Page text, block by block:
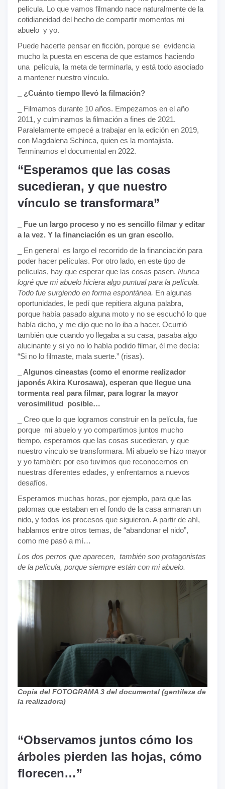
película. Lo que vamos filmando nace naturalmente de la
cotidianeidad del hecho de compartir momentos mi
abuelo y yo.
Puede hacerte pensar en ficción, porque se evidencia
mucho la puesta en escena de que estamos haciendo
una película, la meta de terminarla, y está todo asociado
a mantener nuestro vínculo.
_ ¿Cuánto tiempo llevó la filmación?
_ Filmamos durante 10 años. Empezamos en el año
2011, y culminamos la filmación a fines de 2021.
Paralelamente empecé a trabajar en la edición en 2019,
con Magdalena Schinca, quien es la montajista.
Terminamos el documental en 2022.
“Esperamos que las cosas
sucedieran, y que nuestro
vínculo se transformara”
_ Fue un largo proceso y no es sencillo filmar y editar
a la vez. Y la financiación es un gran escollo.
_ En general es largo el recorrido de la financiación para
poder hacer películas. Por otro lado, en este tipo de
películas, hay que esperar que las cosas pasen. Nunca
logré que mi abuelo hiciera algo puntual para la película.
Todo fue surgiendo en forma espontánea. En algunas
oportunidades, le pedí que repitiera alguna palabra,
porque había pasado alguna moto y no se escuchó lo que
había dicho, y me dijo que no lo iba a hacer. Ocurrió
también que cuando yo llegaba a su casa, pasaba algo
alucinante y si yo no lo había podido filmar, él me decía:
“Si no lo filmaste, mala suerte.” (risas).
_ Algunos cineastas (como el enorme realizador
japonés Akira Kurosawa), esperan que llegue una
tormenta real para filmar, para lograr la mayor
verosimilitud posible…
_ Creo que lo que logramos construir en la película, fue
porque mi abuelo y yo compartimos juntos mucho
tiempo, esperamos que las cosas sucedieran, y que
nuestro vínculo se transformara. Mi abuelo se hizo mayor
y yo también: por eso tuvimos que reconocernos en
nuestras diferentes edades, y enfrentarnos a nuevos
desafíos.
Esperamos muchas horas, por ejemplo, para que las
palomas que estaban en el fondo de la casa armaran un
nido, y todos los procesos que siguieron. A partir de ahí,
hablamos entre otros temas, de “abandonar el nido”,
como me pasó a mí…
Los dos perros que aparecen, también son protagonistas
de la película, porque siempre están con mi abuelo.
Copia del FOTOGRAMA 3 del documental (gentileza de
la realizadora)
“Observamos juntos cómo los
árboles pierden las hojas, cómo
florecen…”